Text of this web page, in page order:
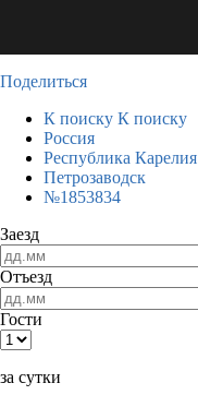
Поделиться
К поиску К поиску
Россия
Республика Карелия
Петрозаводск
№1853834
Заезд
Отъезд
Гости
за сутки